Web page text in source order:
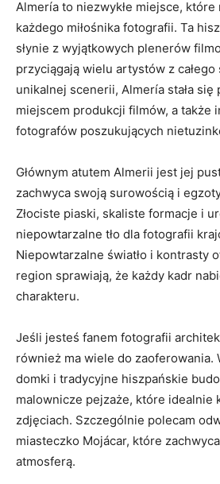
Almería to niezwykłe miejsce, które
każdego⁣ miłośnika fotografii. Ta
słynie z wyjątkowych plenerów​
przyciągają wielu artystów z
unikalnej scenerii, Almería stała się
miejscem produkcji ‌filmów, a także
‍fotografów poszukujących
Głównym⁣ atutem Almerii jest jej
zachwyca swoją surowością i
Złociste piaski, skaliste formacje i
niepowtarzalne ⁢tło ‌dla fotografii
Niepowtarzalne światło i kontrasty
region sprawiają, ⁣że każdy kadr
charakteru.
Jeśli jesteś fanem fotografii
również ma wiele ​do zaoferowania.
domki i tradycyjne hiszpańskie
malownicze pejzaże, które idealnie
zdjęciach. Szczególnie polecam
miasteczko Mojácar, które
atmosferą.